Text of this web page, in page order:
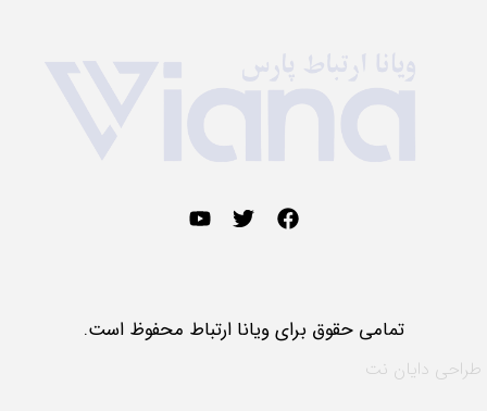
تمامی حقوق برای ویانا ارتباط محفوظ است.
طراحی دایان نت